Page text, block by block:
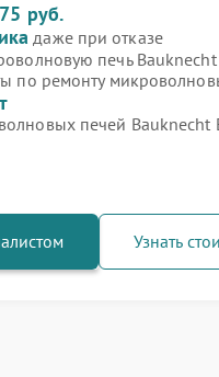
руб.
даже при отказе
печь
по ремонту
печей Bauknecht
Узнать